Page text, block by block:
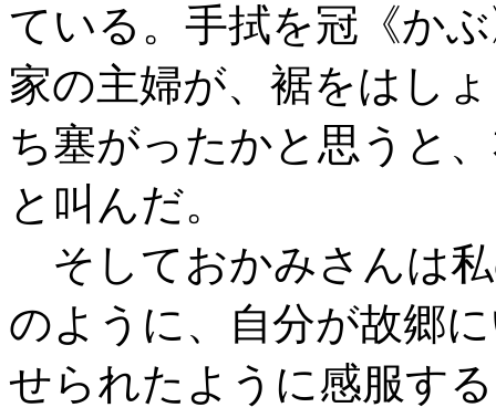
ている。手拭を冠《か
家の主婦が、裾をはし
ち塞がったかと思うと
と叫んだ。
そしておかみさんは
のように、自分が故郷
せられたように感服す